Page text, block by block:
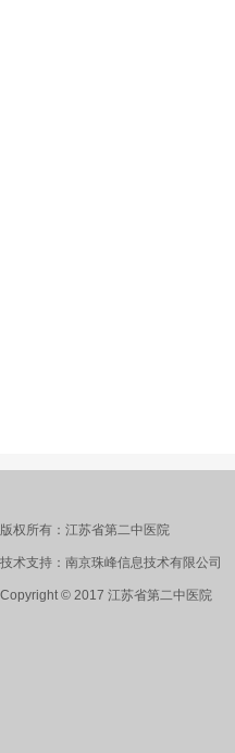
版权所有：江苏省第二中医院
技术支持：南京珠峰信息技术有限公司
Copyright © 2017 江苏省第二中医院